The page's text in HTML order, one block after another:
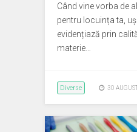
Când vine vorba de
pentru locuința ta,
evidențiază prin
materie…
Diverse 30